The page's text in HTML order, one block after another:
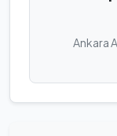
Ankara